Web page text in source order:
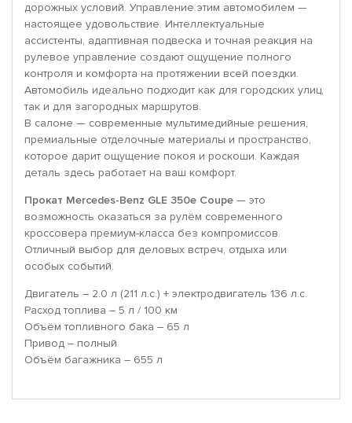
дорожных условий. Управление этим автомобилем —
настоящее удовольствие. Интеллектуальные
ассистенты, адаптивная подвеска и точная реакция на
рулевое управление создают ощущение полного
контроля и комфорта на протяжении всей поездки.
Автомобиль идеально подходит как для городских улиц,
так и для загородных маршрутов.
В салоне — современные мультимедийные решения,
премиальные отделочные материалы и пространство,
которое дарит ощущение покоя и роскоши. Каждая
деталь здесь работает на ваш комфорт.
Прокат Mercedes-Benz GLE 350e Coupe — это
возможность оказаться за рулём современного
кроссовера премиум-класса без компромиссов.
Отличный выбор для деловых встреч, отдыха или
особых событий.
Двигатель – 2.0 л (211 л.с.) + электродвигатель 136 л.с.
Расход топлива – 5 л / 100 км
Объём топливного бака – 65 л
Привод – полный
Объём багажника – 655 л